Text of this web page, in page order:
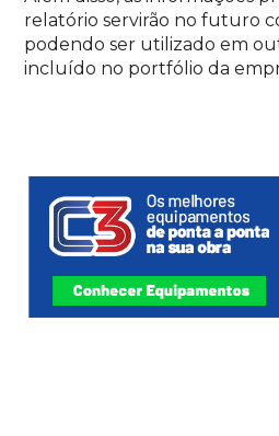
relatório servirão no futuro
podendo ser utilizado em
incluído no